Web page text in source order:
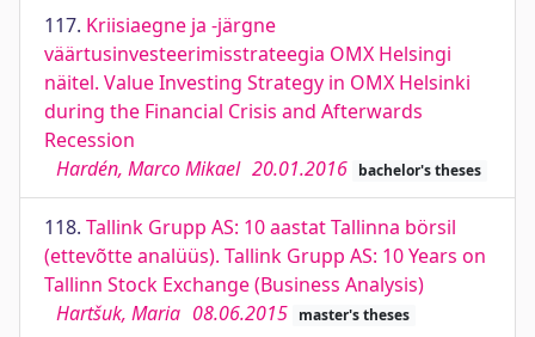
117. Kriisiaegne ja -järgne
väärtusinvesteerimisstrateegia OMX Helsingi
näitel. Value Investing Strategy in OMX Helsinki
during the Financial Crisis and Afterwards
Recession
Hardén, Marco Mikael 20.01.2016 bachelor's theses
118. Tallink Grupp AS: 10 aastat Tallinna börsil
(ettevõtte analüüs). Tallink Grupp AS: 10 Years on
Tallinn Stock Exchange (Business Analysis)
Hartšuk, Maria 08.06.2015 master's theses